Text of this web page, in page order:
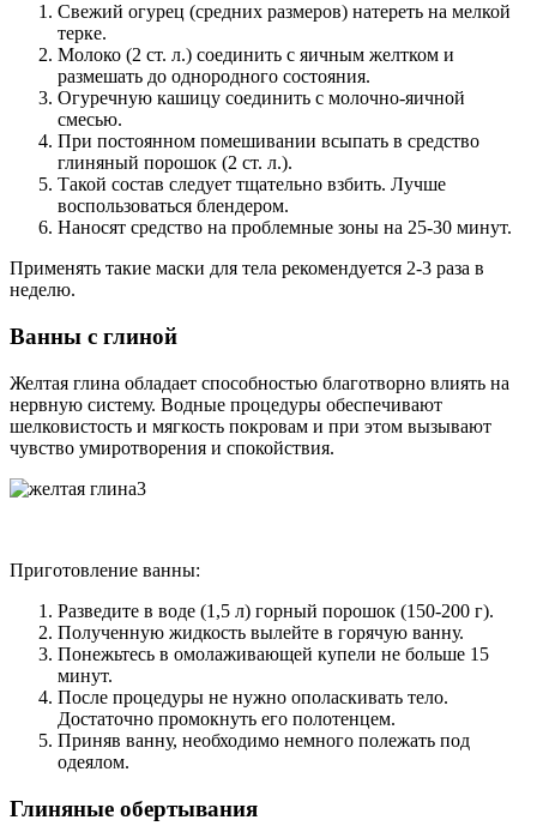
Свежий огурец (средних размеров) натереть на мелкой
терке.
Молоко (2 ст. л.) соединить с яичным желтком и
размешать до однородного состояния.
Огуречную кашицу соединить с молочно-яичной
смесью.
При постоянном помешивании всыпать в средство
глиняный порошок (2 ст. л.).
Такой состав следует тщательно взбить. Лучше
воспользоваться блендером.
Наносят средство на проблемные зоны на 25-30 минут.
Применять такие маски для тела рекомендуется 2-3 раза в
неделю.
Ванны с глиной
Желтая глина обладает способностью благотворно влиять на
нервную систему. Водные процедуры обеспечивают
шелковистость и мягкость покровам и при этом вызывают
чувство умиротворения и спокойствия.
Приготовление ванны:
Разведите в воде (1,5 л) горный порошок (150-200 г).
Полученную жидкость вылейте в горячую ванну.
Понежьтесь в омолаживающей купели не больше 15
минут.
После процедуры не нужно ополаскивать тело.
Достаточно промокнуть его полотенцем.
Приняв ванну, необходимо немного полежать под
одеялом.
Глиняные обертывания